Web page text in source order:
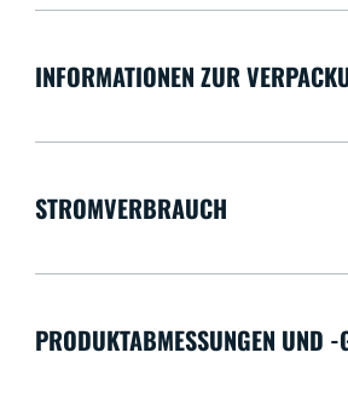
INFORMATIONEN ZUR
STROMVERBRAUCH
PRODUKTABMESSUNGEN UND -